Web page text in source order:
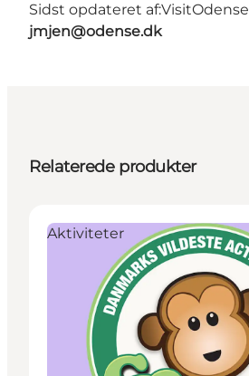
Sidst opdateret af:VisitOdense
jmjen@odense.dk
Relaterede produkter
Aktiviteter